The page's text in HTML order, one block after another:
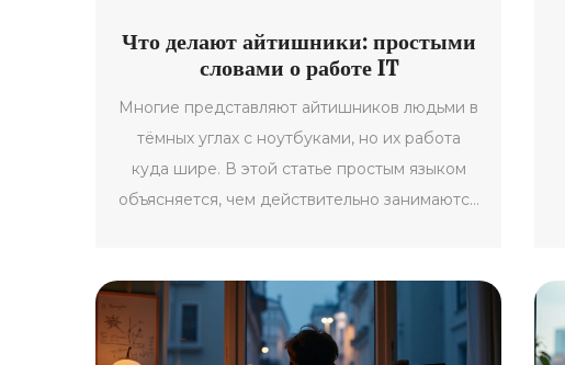
Что делают айтишники: простыми
словами о работе IT
Многие представляют айтишников людьми в
тёмных углах с ноутбуками, но их работа
куда шире. В этой статье простым языком
объясняется, чем действительно занимаются
и насколько сложно стать айтишником.
Также подсказываю, какие навыки развивать
и где реально начать карьеру без мифов и